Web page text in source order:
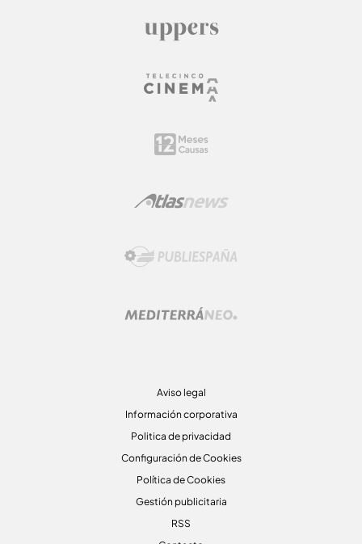
Aviso legal
Información corporativa
Politica de privacidad
Configuración de Cookies
Política de Cookies
Gestión publicitaria
RSS